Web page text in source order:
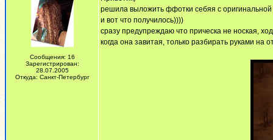
Сообщения: 16
Зарегистрирован:
28.07.2005
Откуда: Санкт-Петербург
решила выложить ффотки себяя с
и вот что получилось))))
сразу предупреждаю что прическа не ноская,
когда она завитая, только разбирать руками на